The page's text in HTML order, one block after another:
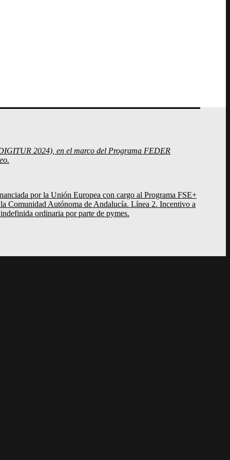
2024), en el marco del Programa FEDER
por la Unión Europea con cargo al Programa FSE+
Comunidad Autónoma de Andalucía. Línea 2. Incentivo a
ordinaria por parte de pymes.